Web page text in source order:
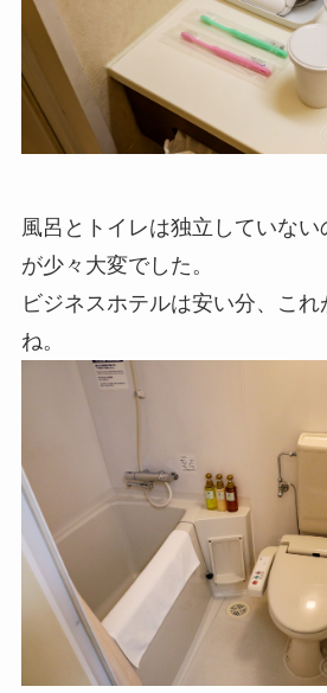
風呂とトイレは独立していな
が少々大変でした。
ビジネスホテルは安い分、こ
ね。